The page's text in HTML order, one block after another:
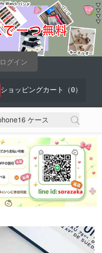
ログイン
ショッピングカート（ 0）